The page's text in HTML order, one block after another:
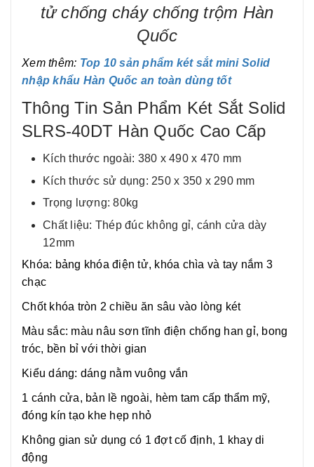
tử chống cháy chống trộm Hàn
Quốc
Xem thêm: Top 10 sản phẩm két sắt mini Solid
nhập khẩu Hàn Quốc an toàn dùng tốt
Thông Tin Sản Phẩm Két Sắt Solid
SLRS-40DT Hàn Quốc Cao Cấp
Kích thước ngoài: 380 x 490 x 470 mm
Kích thước sử dụng: 250 x 350 x 290 mm
Trọng lượng: 80kg
Chất liệu: Thép đúc không gỉ, cánh cửa dày
12mm
Khóa: bảng khóa điện tử, khóa chìa và tay nắm 3
chạc
Chốt khóa tròn 2 chiều ăn sâu vào lòng két
Màu sắc: màu nâu sơn tĩnh điện chống han gỉ, bong
tróc, bền bỉ với thời gian
Kiểu dáng: dáng nằm vuông vắn
1 cánh cửa, bản lề ngoài, hèm tam cấp thẩm mỹ,
đóng kín tạo khe hẹp nhỏ
Không gian sử dụng có 1 đợt cố định, 1 khay di
động